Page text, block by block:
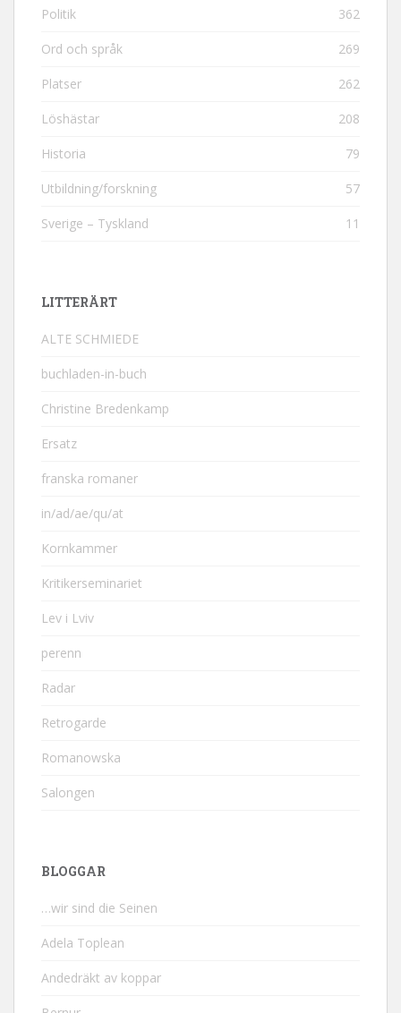
Politik 362
Ord och språk 269
Platser 262
Löshästar 208
Historia 79
Utbildning/forskning 57
Sverige – Tyskland 11
LITTERÄRT
ALTE SCHMIEDE
buchladen-in-buch
Christine Bredenkamp
Ersatz
franska romaner
in/ad/ae/qu/at
Kornkammer
Kritikerseminariet
Lev i Lviv
perenn
Radar
Retrogarde
Romanowska
Salongen
BLOGGAR
…wir sind die Seinen
Adela Toplean
Andedräkt av koppar